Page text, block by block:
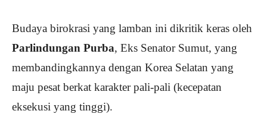
Budaya birokrasi yang lamban ini dikritik keras oleh
Parlindungan Purba, Eks Senator Sumut, yang
membandingkannya dengan Korea Selatan yang
maju pesat berkat karakter pali-pali (kecepatan
eksekusi yang tinggi).